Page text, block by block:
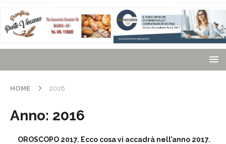
HOME 2016
Anno: 2016
OROSCOPO 2017. Ecco cosa vi accadrà nell’anno 2017.